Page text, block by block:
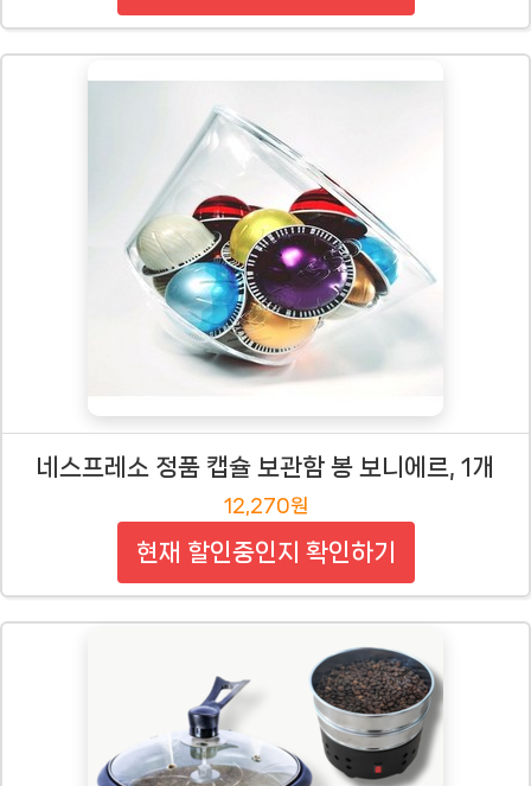
네스프레소 정품 캡슐 보관함 봉 보니에르, 1개
12,270원
현재 할인중인지 확인하기